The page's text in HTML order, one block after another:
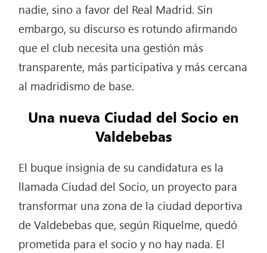
nadie, sino a favor del Real Madrid. Sin
embargo, su discurso es rotundo afirmando
que el club necesita una gestión más
transparente, más participativa y más cercana
al madridismo de base.
Una nueva Ciudad del Socio en
Valdebebas
El buque insignia de su candidatura es la
llamada Ciudad del Socio, un proyecto para
transformar una zona de la ciudad deportiva
de Valdebebas que, según Riquelme, quedó
prometida para el socio y no hay nada. El